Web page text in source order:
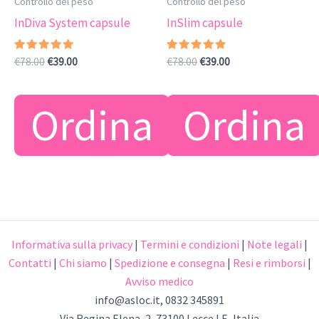
InDiva System capsule
Valutato
5.00
€78.00Il
€78.00.
€39.00Il
€39.00.
Ordina
InSlim capsule
Valutato
4.63
€78.00Il
€78.00.
€39.00Il
€39.00.
Ordina
Informativa sulla privacy | Termini e condizioni | Note legali |
Contatti | Chi siamo | Spedizione e consegna | Resi e rimborsi |
Avviso medico
info@asloc.it, 0832 345891